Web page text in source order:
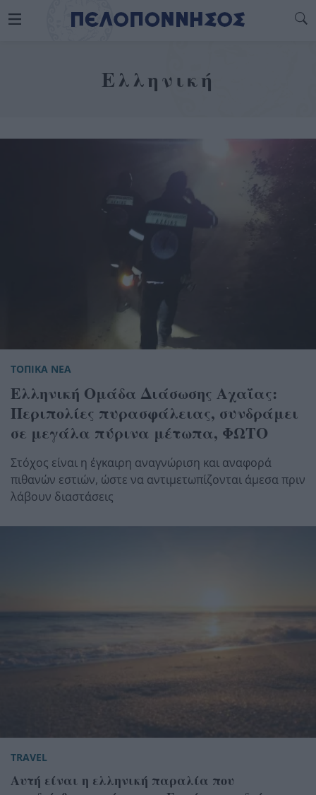
Ελληνική
ΤΟΠΙΚΑ ΝΕΑ
Ελληνική Ομάδα Διάσωσης Αχαΐας:
Περιπολίες πυρασφάλειας, συνδράμει
σε μεγάλα πύρινα μέτωπα, ΦΩΤΟ
Στόχος είναι η έγκαιρη αναγνώριση και αναφορά
πιθανών εστιών, ώστε να αντιμετωπίζονται άμεσα πριν
λάβουν διαστάσεις
TRAVEL
Αυτή είναι η ελληνική παραλία που